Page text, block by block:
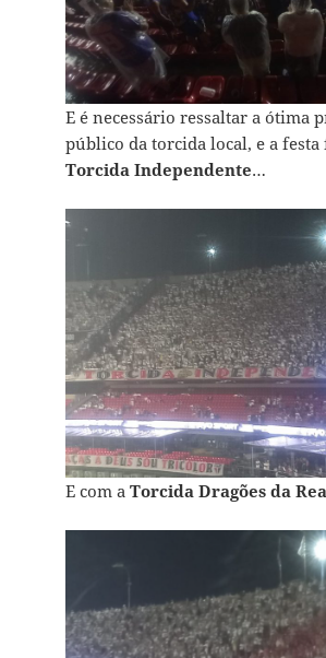
E é necessário ressaltar a ótima
público da torcida local, e a festa
Torcida Independente…
E com a Torcida Dragões da